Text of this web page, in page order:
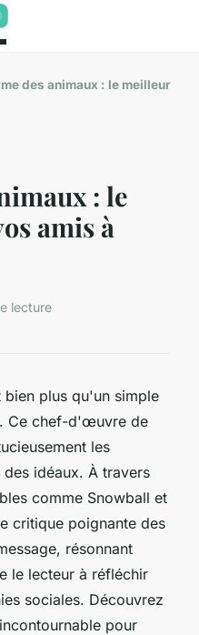
des animaux : le meilleur
: le
amis à
lecture
bien plus qu'un simple
Ce chef-d'œuvre de
les
idéaux. À travers
comme Snowball et
critique poignante des
résonnant
le lecteur à réfléchir
sociales. Découvrez
pour